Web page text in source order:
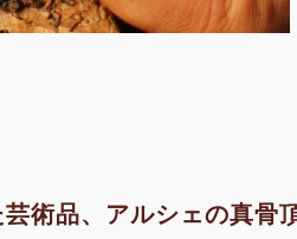
術品、アルシェの真骨頂